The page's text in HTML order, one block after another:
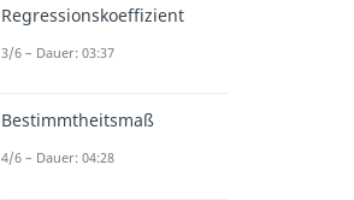
Regressionskoeffizient
3/6 – Dauer: 03:37
Bestimmtheitsmaß
4/6 – Dauer: 04:28